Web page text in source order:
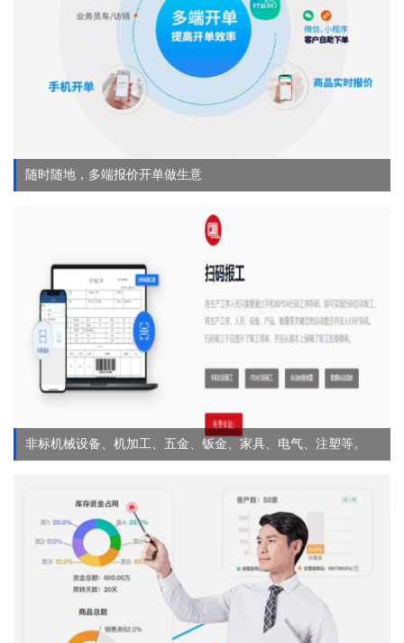
随时随地，多端报价开单做生意
非标机械设备、机加工、五金、钣金、家具、电气、注塑等。